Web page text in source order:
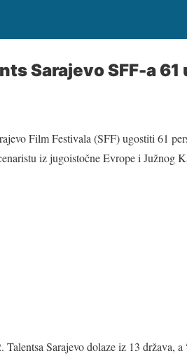
Sarajevo SFF-a
Film Festivala (SFF) ugostiti 61
iz jugoistočne Evrope i Južnog
Sarajevo dolaze iz 13 država,